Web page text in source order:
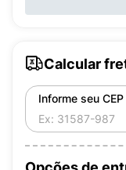
Calcular
Informe seu CEP